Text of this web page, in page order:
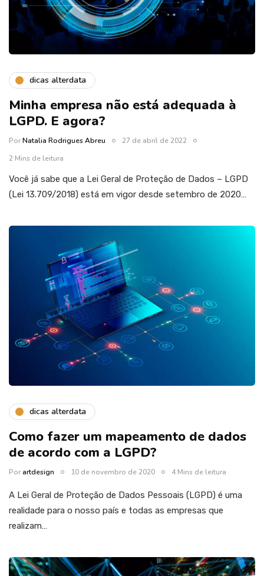
dicas alterdata
Minha empresa não está adequada à
LGPD. E agora?
PorNatalia Rodrigues Abreu
27 de abril de 2022
2 Mins de leitura
Você já sabe que a Lei Geral de Proteção de Dados – LGPD
(Lei 13.709/2018) está em vigor desde setembro de 2020…
dicas alterdata
Como fazer um mapeamento de dados
de acordo com a LGPD?
Porartdesign 10 de novembro de 2020 4 Mins de leitura
A Lei Geral de Proteção de Dados Pessoais (LGPD) é uma
realidade para o nosso país e todas as empresas que
realizam…